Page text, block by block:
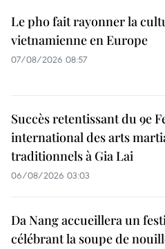
Le pho fait rayonner la
vietnamienne en Europe
07/08/2026 08:57
Succès retentissant du 9e
international des arts
traditionnels à Gia Lai
06/08/2026 03:03
Da Nang accueillera un
célébrant la soupe de